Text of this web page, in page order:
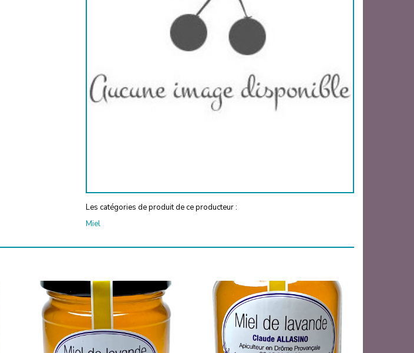
Les catégories de produit de ce producteur :
Miel